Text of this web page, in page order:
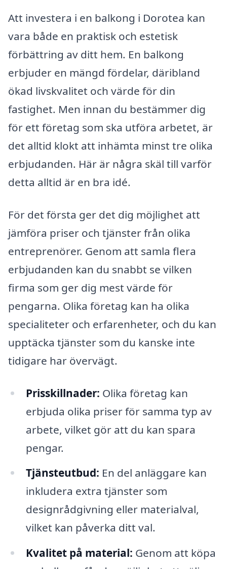
Att investera i en balkong i Dorotea kan
vara både en praktisk och estetisk
förbättring av ditt hem. En balkong
erbjuder en mängd fördelar, däribland
ökad livskvalitet och värde för din
fastighet. Men innan du bestämmer dig
för ett företag som ska utföra arbetet, är
det alltid klokt att inhämta minst tre olika
erbjudanden. Här är några skäl till varför
detta alltid är en bra idé.
För det första ger det dig möjlighet att
jämföra priser och tjänster från olika
entreprenörer. Genom att samla flera
erbjudanden kan du snabbt se vilken
firma som ger dig mest värde för
pengarna. Olika företag kan ha olika
specialiteter och erfarenheter, och du kan
upptäcka tjänster som du kanske inte
tidigare har övervägt.
Prisskillnader: Olika företag kan
erbjuda olika priser för samma typ av
arbete, vilket gör att du kan spara
pengar.
Tjänsteutbud: En del anläggare kan
inkludera extra tjänster som
designrådgivning eller materialval,
vilket kan påverka ditt val.
Kvalitet på material: Genom att köpa